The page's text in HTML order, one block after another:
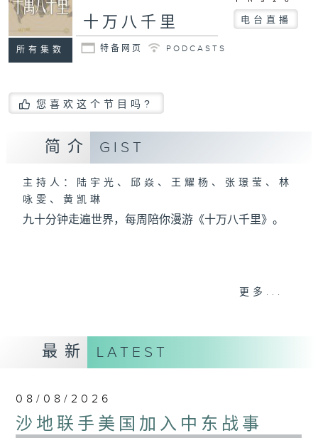
所有集数
十万八千里 电台直播
特备网页 PODCASTS
您喜欢这个节目吗?
简介 GIST
主持人：陆宇光、邱焱、王耀杨、张璟莹、林
咏雯、黄凯琳
九十分钟走遍世界，每周陪你漫游《十万八千里》。
更多...
最新 LATEST
08/08/2026
沙地联手美国加入中东战事